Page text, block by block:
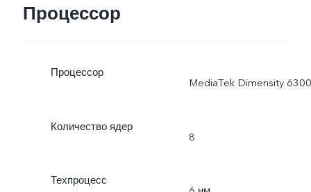
Процессор
Процессор
MediaTek Dimensity 6300
Количество ядер
8
Техпроцесс